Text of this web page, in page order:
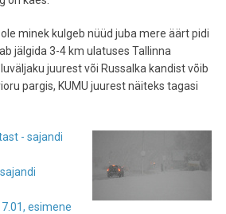
minek kulgeb nüüd juba mere äärt pidi
jälgida 3-4 km ulatuses Tallinna
juurest või Russalka kandist võib
pargis, KUMU juurest näiteks tagasi
- sajandi
esimene